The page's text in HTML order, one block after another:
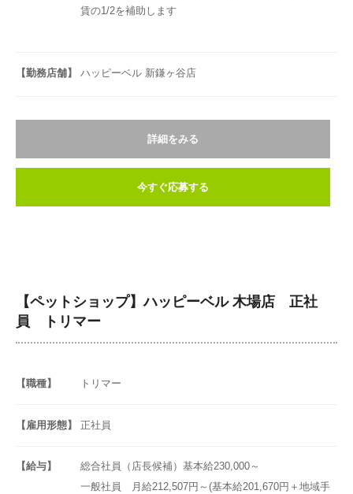
賃の1/2を補助します
【勤務店舗】 ハッピーベル 新鎌ヶ谷店
詳細をみる
今すぐ応募する
【ペットショップ】ハッピーベル 木場店 正社
員 トリマー
【職種】 トリマー
【雇用形態】 正社員
【給与】
総合社員（店長候補）基本給230,000～
一般社員 月給212,507円～(基本給201,670円＋地域手